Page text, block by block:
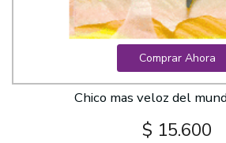
Comprar Ahora
Chico mas veloz del
$ 15.600